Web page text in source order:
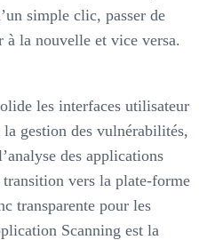
simple clic, passer de
à la nouvelle et vice versa.
les interfaces utilisateur
gestion des vulnérabilités,
des applications
vers la plate-forme
transparente pour les
Scanning est la